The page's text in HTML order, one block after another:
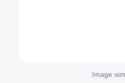
Image